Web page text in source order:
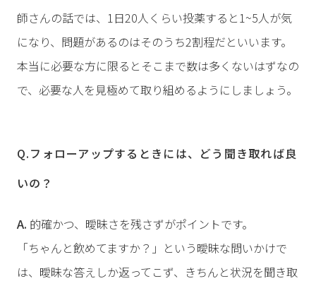
師さんの話では、1日20人くらい投薬すると1~5人が気
になり、問題があるのはそのうち2割程だといいます。
本当に必要な方に限るとそこまで数は多くないはずなの
で、必要な人を見極めて取り組めるようにしましょう。
Q.フォローアップするときには、どう聞き取れば良
いの？
A. 的確かつ、曖昧さを残さずがポイントです。
「ちゃんと飲めてますか？」という曖昧な問いかけで
は、曖昧な答えしか返ってこず、きちんと状況を聞き取